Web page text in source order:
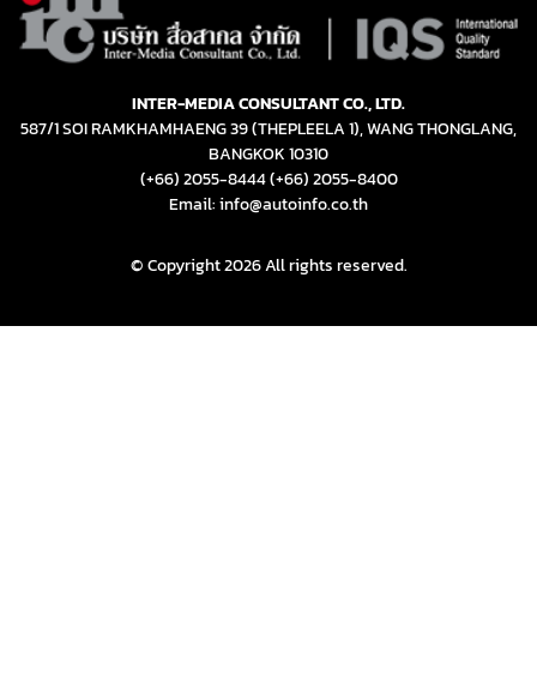
INTER-MEDIA CONSULTANT CO., LTD.
587/1 SOI RAMKHAMHAENG 39 (THEPLEELA 1), WANG THONGLANG,
BANGKOK 10310
(+66) 2055-8444(+66) 2055-8400
Email: info@autoinfo.co.th
© Copyright 2026 All rights reserved.